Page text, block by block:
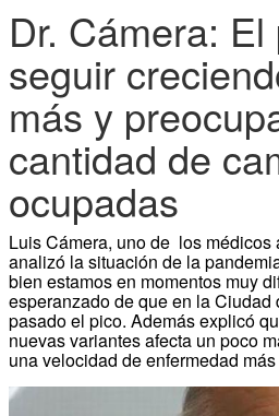
Dr. Cámera:
seguir
más y
cantidad de
ocupadas
Luis Cámera, uno de los médicos
analizó la situación de la
bien estamos en momentos muy
esperanzado de que en la
pasado el pico. Además explicó
nuevas variantes afecta un poco
una velocidad de enfermedad